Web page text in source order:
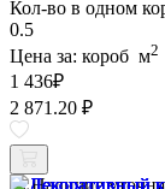
Кол-во в одном
0.5
Цена за: короб м2
1 436₽
2 871.20 ₽
Наличие